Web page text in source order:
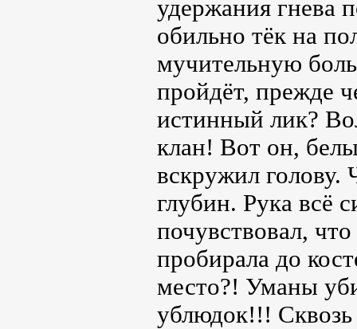
удержания гнева
обильно тёк на
мучительную
пройдёт, прежде
истинный лик?
клан! Вот он,
вскружил голову.
глубин. Рука всё
почувствовал,
пробирала до
место?! Уманы
ублюдок!!!